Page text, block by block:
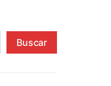
Buscar